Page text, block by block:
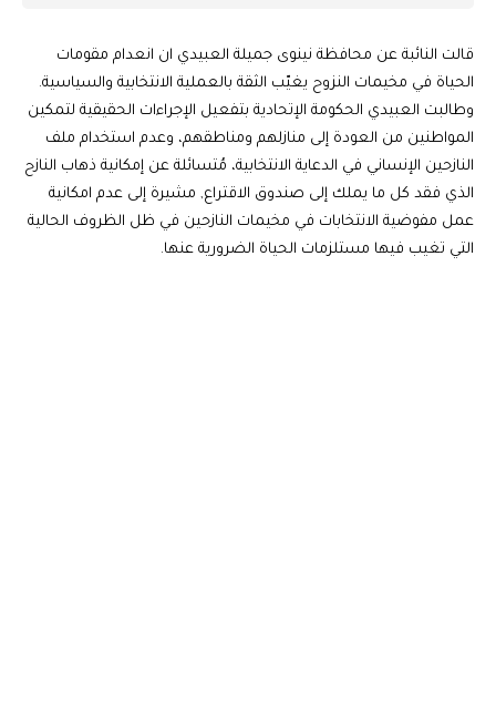
قالت النائبة عن محافظة نينوى جميلة العبيدي ان انعدام مقومات
الحياة في مخيمات النزوح يغيّب الثقة بالعملية الانتخابية والسياسية.
وطالبت العبيدي الحكومة الإتحادية بتفعيل الإجراءات الحقيقية لتمكين
المواطنين من العودة إلى منازلهم ومناطقهم، وعدم استخدام ملف
النازحين الإنساني في الدعاية الانتخابية، مُتسائلة عن إمكانية ذهاب النازح
الذي فقد كل ما يملك إلى صندوق الاقتراع, مشيرة إلى عدم امكانية
عمل مفوضية الانتخابات في مخيمات النازحين في ظل الظروف الحالية
التي تغيب فيها مستلزمات الحياة الضرورية عنها.